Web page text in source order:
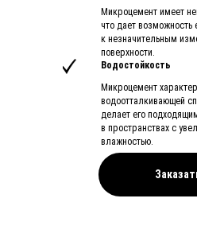
Водостойкость
Микроцемент имеет
что дает возможность
к незначительным
поверхности.
Микроцемент
водоотталкивающей
делает его
в пространствах с
влажностью.